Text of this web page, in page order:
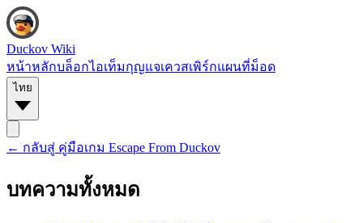
Duckov Wiki
หน้าหลักบล็อกไอเท็มกุญแจเควสเพิร์กแผนที่ม็อด
ไทย
← กลับสู่ คู่มือเกม Escape From Duckov
บทความทั้งหมด